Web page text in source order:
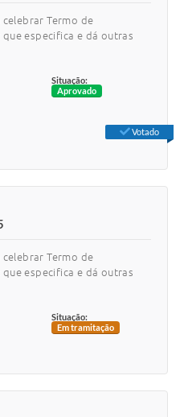
Termo de
especifica e dá outras
Situação:
Aprovado
Votado
Termo de
especifica e dá outras
Situação:
Em tramitação